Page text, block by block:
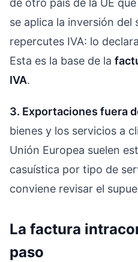
se aplica la inversión del
repercutes IVA: lo
Esta es la base de la
IVA.
3. Exportaciones fuera
bienes y los servicios a
Unión Europea suelen
casuística por tipo de
conviene revisar el
La factura
paso